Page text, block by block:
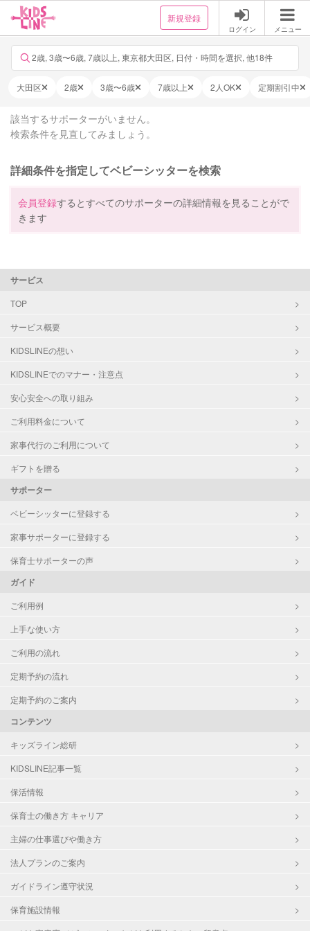
新規登録
ログイン メニュー
2歳, 3歳〜6歳, 7歳以上, 東京都大田区, 日付・時間を選択, 他18件
大田区 2歳 3歳〜6歳 7歳以上 2人OK 定期割引中
該当するサポーターがいません。
検索条件を見直してみましょう。
詳細条件を指定してベビーシッターを検索
会員登録するとすべてのサポーターの詳細情報を見ることがで
きます
サービス
TOP
サービス概要
KIDSLINEの想い
KIDSLINEでのマナー・注意点
安心安全への取り組み
ご利用料金について
家事代行のご利用について
ギフトを贈る
サポーター
ベビーシッターに登録する
家事サポーターに登録する
保育士サポーターの声
ガイド
ご利用例
上手な使い方
ご利用の流れ
定期予約の流れ
定期予約のご案内
コンテンツ
キッズライン総研
KIDSLINE記事一覧
保活情報
保育士の働き方 キャリア
主婦の仕事選びや働き方
法人プランのご案内
ガイドライン遵守状況
保育施設情報